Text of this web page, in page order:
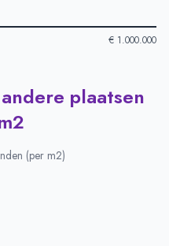
€ 1.000.000
-Afgelopen 3 maanden
Gemiddelde
plaatsen
(per m2)